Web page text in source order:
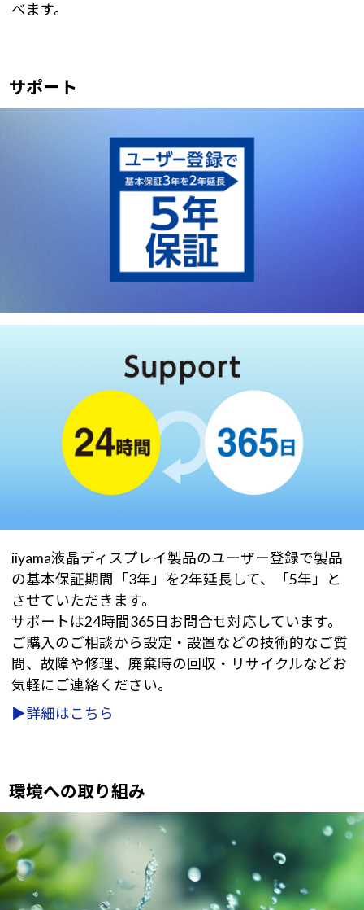
べます。
サポート
iiyama液晶ディスプレイ製品のユーザー登録で製品
の基本保証期間「3年」を2年延長して、「5年」と
させていただきます。
サポートは24時間365日お問合せ対応しています。
ご購入のご相談から設定・設置などの技術的なご質
問、故障や修理、廃棄時の回収・リサイクルなどお
気軽にご連絡ください。
▶詳細はこちら
環境への取り組み